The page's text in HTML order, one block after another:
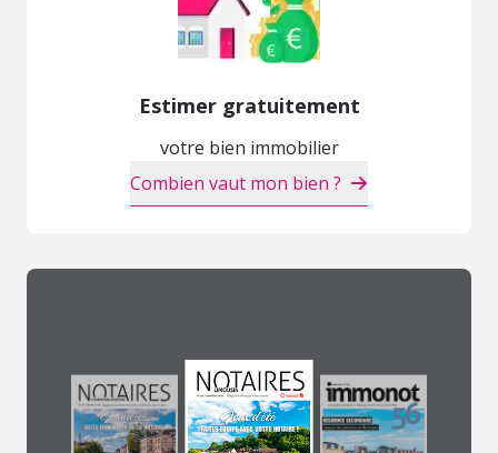
Estimer gratuitement
votre bien immobilier
Combien vaut mon bien ?